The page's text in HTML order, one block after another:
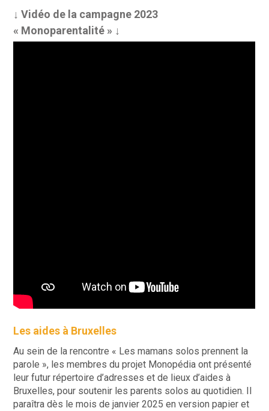
↓ Vidéo de la campagne 2023
« Monoparentalité » ↓
Les aides à Bruxelles
Au sein de la rencontre « Les mamans solos prennent la
parole », les membres du projet Monopédia ont présenté
leur futur répertoire d’adresses et de lieux d’aides à
Bruxelles, pour soutenir les parents solos au quotidien. Il
paraîtra dès le mois de janvier 2025 en version papier et